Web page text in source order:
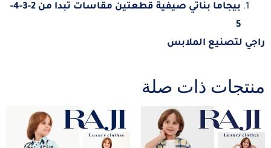
بيجاما بناتي صيفية قطعتين مقاسات تبدا من 2-3-4-
5
راجي لتصنيع الملابس
منتجات ذات صلة